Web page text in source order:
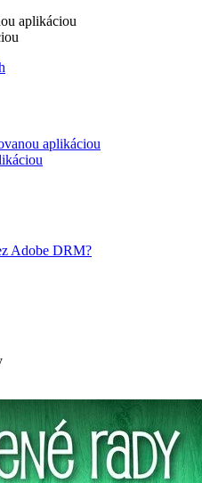
aplikáciou
aplikáciou
Adobe DRM?